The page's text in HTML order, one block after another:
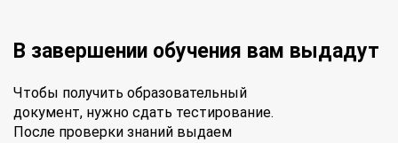
В завершении обучения вам выдадут
Чтобы получить образовательный
документ, нужно сдать тестирование.
После проверки знаний выдаем